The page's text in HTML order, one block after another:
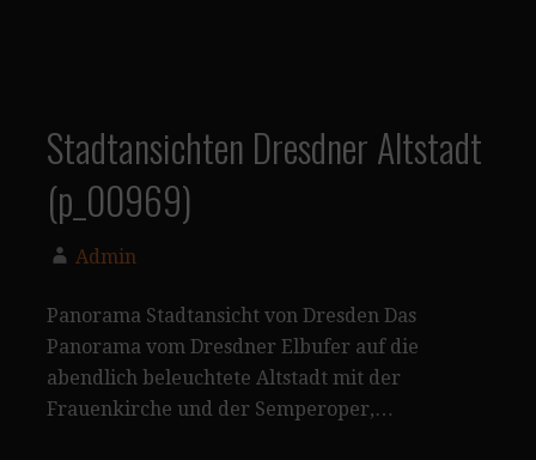
Stadtansichten Dresdner Altstadt
(p_00969)
Admin
Panorama Stadtansicht von Dresden Das
Panorama vom Dresdner Elbufer auf die
abendlich beleuchtete Altstadt mit der
Frauenkirche und der Semperoper,…